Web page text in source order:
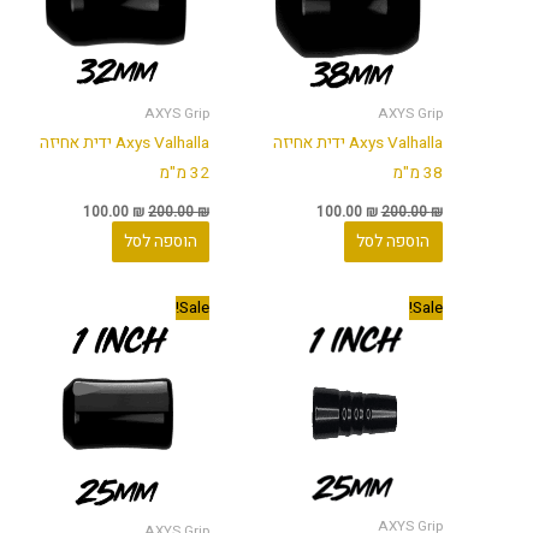
AXYS Grip
Axys Valhalla ידית אחיזה
38 מ"מ
200.00₪
100.00 ₪
הוספה לסל
AXYS Grip
Axys Valhalla ידית אחיזה
32 מ"מ
200.00₪
100.00 ₪
הוספה לסל
Sale!
AXYS Grip
המקורי
היה:
200.00 ₪.
הוא:
100.00 ₪.
Sale!
המקורי
היה:
200.00 ₪.
הוא:
100.00 ₪.